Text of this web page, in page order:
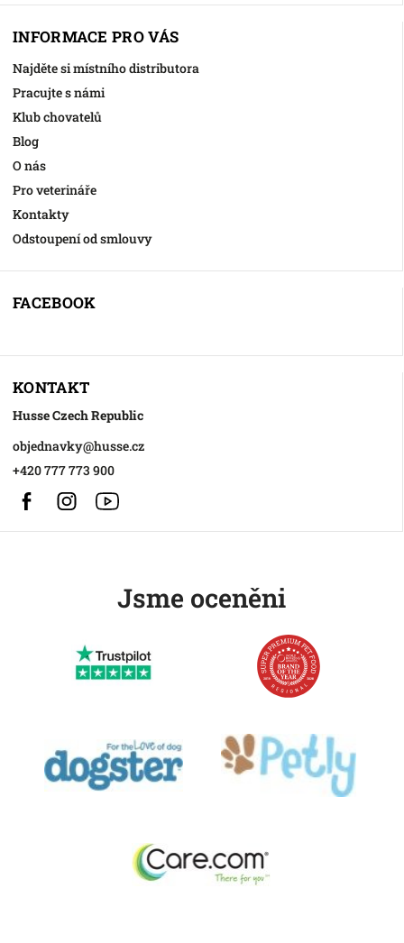
INFORMACE PRO VÁS
Najděte si místního distributora
Pracujte s námi
Klub chovatelů
Blog
O nás
Pro veterináře
Kontakty
Odstoupení od smlouvy
FACEBOOK
KONTAKT
Husse Czech Republic
objednavky@husse.cz
+420 777 773 900
FacebookInstagram
Jsme oceněni